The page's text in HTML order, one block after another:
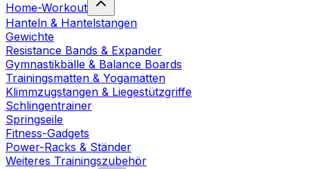
Home-Workout
Hanteln & Hantelstangen
Gewichte
Resistance Bands & Expander
Gymnastikbälle & Balance Boards
Trainingsmatten & Yogamatten
Klimmzugstangen & Liegestützgriffe
Schlingentrainer
Springseile
Fitness-Gadgets
Power-Racks & Ständer
Weiteres Trainingszubehör